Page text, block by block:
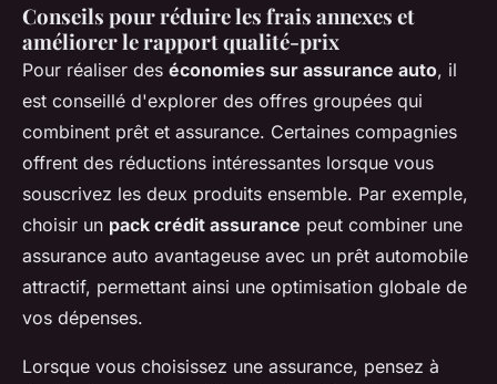
Conseils pour réduire les frais annexes et
améliorer le rapport qualité-prix
Pour réaliser des économies sur assurance auto, il
est conseillé d'explorer des offres groupées qui
combinent prêt et assurance. Certaines compagnies
offrent des réductions intéressantes lorsque vous
souscrivez les deux produits ensemble. Par exemple,
choisir un pack crédit assurance peut combiner une
assurance auto avantageuse avec un prêt automobile
attractif, permettant ainsi une optimisation globale de
vos dépenses.
Lorsque vous choisissez une assurance, pensez à